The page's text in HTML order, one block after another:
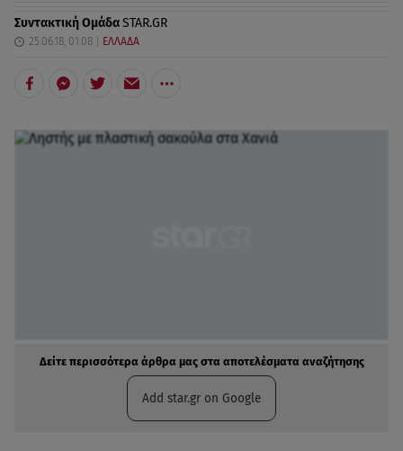
Συντακτική ΟμάδαSTAR.GR
25.06.18, 01:08 ΕΛΛΑΔΑ
Δείτε περισσότερα άρθρα μας στα αποτελέσματα αναζήτησης
Add star.gr on Google